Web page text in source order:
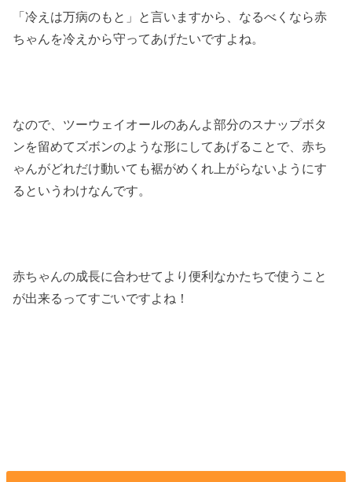
「冷えは万病のもと」と言いますから、なるべくなら赤
ちゃんを冷えから守ってあげたいですよね。
なので、ツーウェイオールのあんよ部分のスナップボタ
ンを留めてズボンのような形にしてあげることで、赤ち
ゃんがどれだけ動いても裾がめくれ上がらないようにす
るというわけなんです。
赤ちゃんの成長に合わせてより便利なかたちで使うこと
が出来るってすごいですよね！